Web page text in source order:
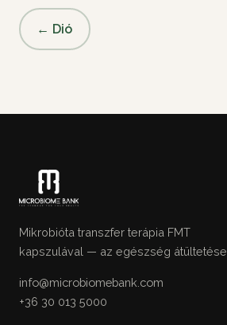
← Dió
Mikrobióta transzfer terápia FMT
kapszulával — az egészség átültetése.
info@microbiomebank.com
+36 30 013 5000